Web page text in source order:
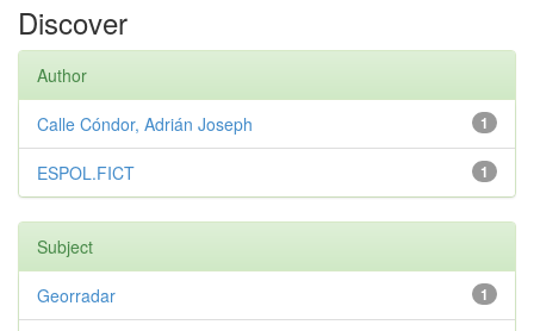
Discover
Author
1
Calle Cóndor, Adrián Joseph
1
ESPOL.FICT
Subject
1
Georradar